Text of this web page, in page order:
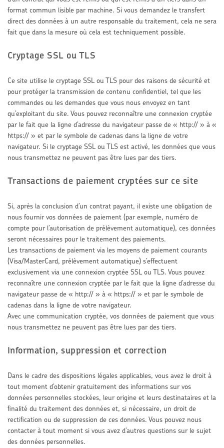
format commun lisible par machine. Si vous demandez le transfert
direct des données à un autre responsable du traitement, cela ne sera
fait que dans la mesure où cela est techniquement possible.
Cryptage SSL ou TLS
Ce site utilise le cryptage SSL ou TLS pour des raisons de sécurité et
pour protéger la transmission de contenu confidentiel, tel que les
commandes ou les demandes que vous nous envoyez en tant
qu’exploitant du site. Vous pouvez reconnaître une connexion cryptée
par le fait que la ligne d’adresse du navigateur passe de « http:// » à «
https:// » et par le symbole de cadenas dans la ligne de votre
navigateur. Si le cryptage SSL ou TLS est activé, les données que vous
nous transmettez ne peuvent pas être lues par des tiers.
Transactions de paiement cryptées sur ce site
Si, après la conclusion d’un contrat payant, il existe une obligation de
nous fournir vos données de paiement (par exemple, numéro de
compte pour l’autorisation de prélèvement automatique), ces données
seront nécessaires pour le traitement des paiements.
Les transactions de paiement via les moyens de paiement courants
(Visa/MasterCard, prélèvement automatique) s’effectuent
exclusivement via une connexion cryptée SSL ou TLS. Vous pouvez
reconnaître une connexion cryptée par le fait que la ligne d’adresse du
navigateur passe de « http:// » à « https:// » et par le symbole de
cadenas dans la ligne de votre navigateur.
Avec une communication cryptée, vos données de paiement que vous
nous transmettez ne peuvent pas être lues par des tiers.
Information, suppression et correction
Dans le cadre des dispositions légales applicables, vous avez le droit à
tout moment d’obtenir gratuitement des informations sur vos
données personnelles stockées, leur origine et leurs destinataires et la
finalité du traitement des données et, si nécessaire, un droit de
rectification ou de suppression de ces données. Vous pouvez nous
contacter à tout moment si vous avez d’autres questions sur le sujet
des données personnelles.